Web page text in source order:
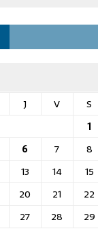
J V
S
1
6 7
8
13 14
15
20 21
22
27 28
29